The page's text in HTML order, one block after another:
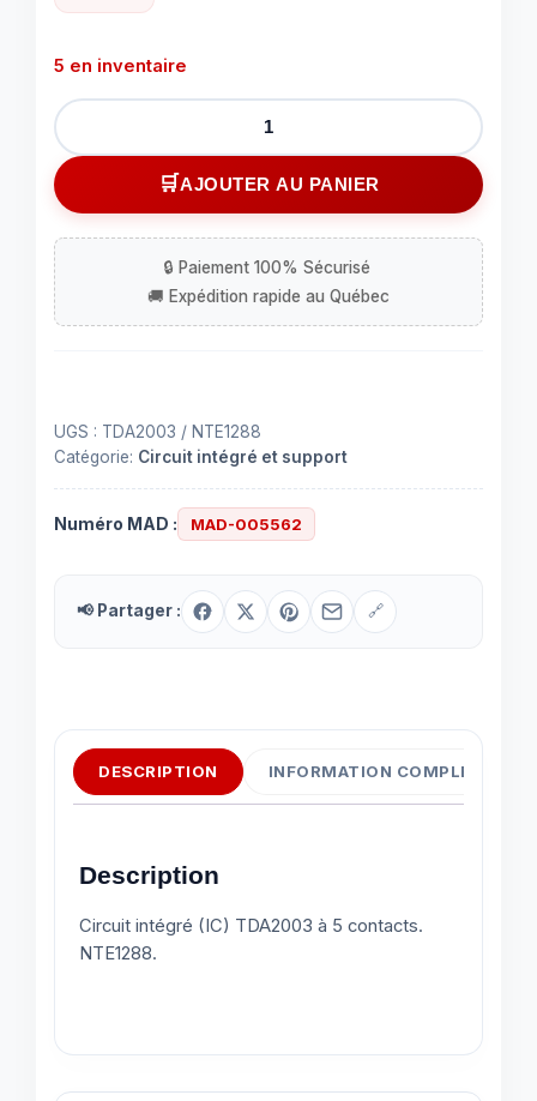
5 en inventaire
quantité
de
IC
TDA2003
AJOUTER AU PANIER
UGS : TDA2003 / NTE1288
Catégorie: Circuit intégré et support
Numéro MAD : MAD-005562
📢 Partager : 🔗
DESCRIPTION INFORMATION
Description
Circuit intégré (IC) TDA2003 à 5 contacts.
NTE1288.